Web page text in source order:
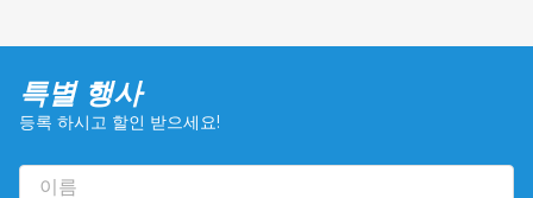
특별 행사
등록 하시고 할인 받으세요!